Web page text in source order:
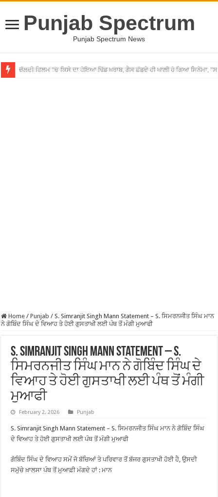
Punjab Spectrum
Punjab Spectrum News
Punjab ”ਚ ਵੱਡੀ ਵਾਰਦਾਤ! ਰਾਹ ”ਚ ਘੇਰ ਨੌਜਵਾਨ ਦਾ ਸ਼ਰੇਆਮ ਗੋਲ਼ੀਆਂ ਮਾਰ ਕੇ ਕੀਤਾ
Home / Punjab / S. Simranjit Singh Mann Statement – S. ਸਿਮਰਨਜੀਤ ਸਿੰਘ ਮਾਨ
ਨੇ ਗੋਬਿੰਦ ਸਿੰਘ ਦੇ ਵਿਆਹ ਤੇ ਹੋਈ ਗੁਸਤਾਖੀ ਲਈ ਪੰਥ ਤੋਂ ਮੰਗੀ ਮੁਆਫੀ
S. Simranjit Singh Mann Statement – S.
ਸਿਮਰਨਜੀਤ ਸਿੰਘ ਮਾਨ ਨੇ ਗੋਬਿੰਦ ਸਿੰਘ ਦੇ
ਵਿਆਹ ਤੇ ਹੋਈ ਗੁਸਤਾਖੀ ਲਈ ਪੰਥ ਤੋਂ ਮੰਗੀ
ਮੁਆਫੀ
February 2, 2026 Punjab
S. Simranjit Singh Mann Statement – S. ਸਿਮਰਨਜੀਤ ਸਿੰਘ ਮਾਨ ਨੇ ਗੋਬਿੰਦ ਸਿੰਘ
ਦੇ ਵਿਆਹ ਤੇ ਹੋਈ ਗੁਸਤਾਖੀ ਲਈ ਪੰਥ ਤੋਂ ਮੰਗੀ ਮੁਆਫੀ
ਗੋਬਿੰਦ ਸਿੰਘ ਦੇ ਵਿਆਹ ਸਮੇਂ ਜੋ ਬੱਚਿਆਂ ਤੇ ਪਰਿਵਾਰ ਤੋਂ ਬੱਜਰ ਗੁਸਤਾਖੀ ਹੋਈ ਹੈ, ਉਸਦੀ
ਸਮੁੱਚੇ ਖ਼ਾਲਸਾ ਪੰਥ ਤੋਂ ਮੁਆਫ਼ੀ ਮੰਗਦੇ ਹਾਂ : ਮਾਨ